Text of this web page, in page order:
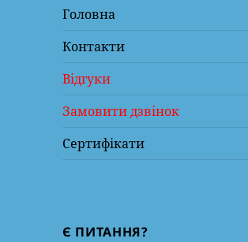
Головна
Контакти
Відгуки
Замовити дзвінок
Сертифікати
Є ПИТАННЯ?